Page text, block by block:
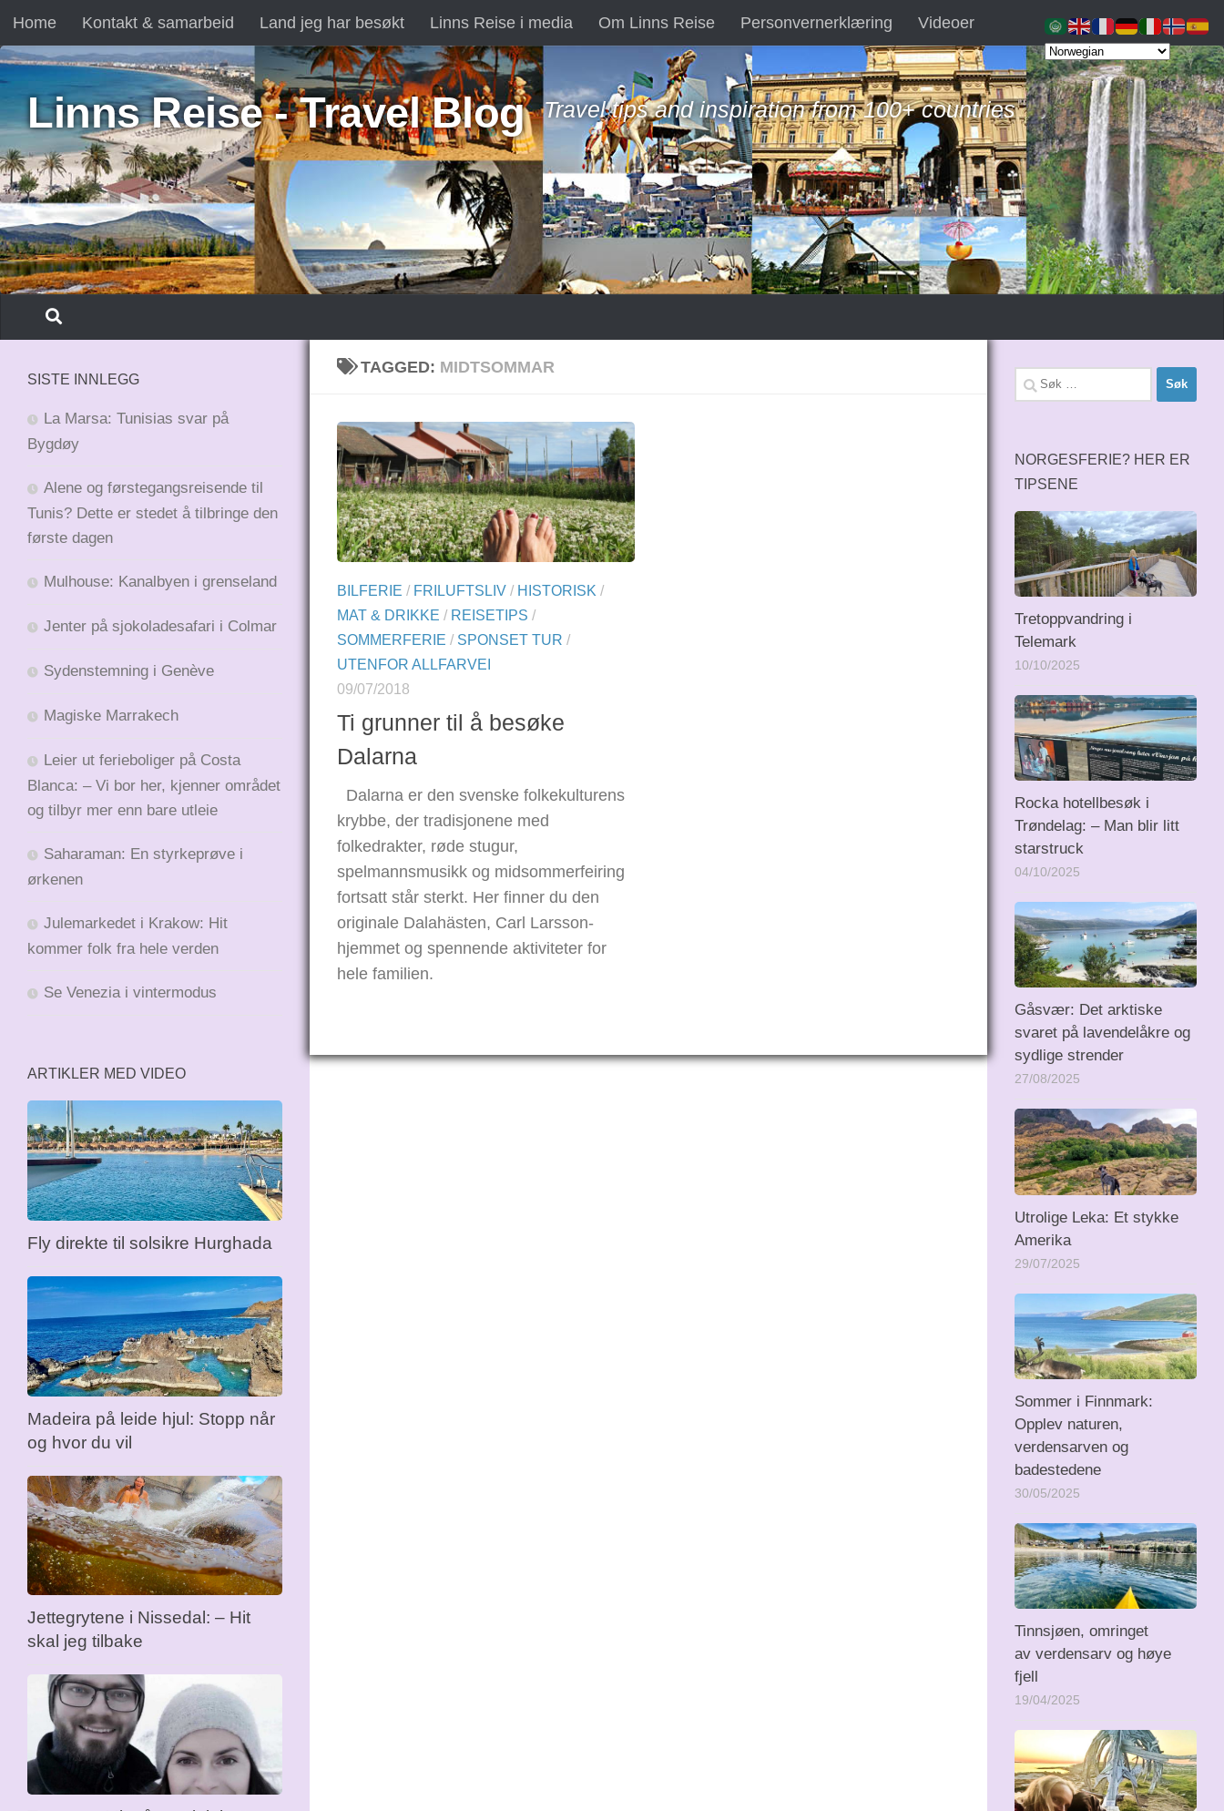
Skip to content
Home Kontakt & samarbeid Land jeg har besøkt Linns Reise i media Om Linns Reise Personvernerklæring Videoer
Linns Reise - Travel Blog Travel tips and inspiration from 100+ countries
TAGGED: MIDTSOMMAR
BILFERIE / FRILUFTSLIV / HISTORISK /
MAT & DRIKKE / REISETIPS /
SOMMERFERIE / SPONSET TUR /
UTENFOR ALLFARVEI
09/07/2018
Ti grunner til å besøke
Dalarna
Dalarna er den svenske folkekulturens
krybbe, der tradisjonene med
folkedrakter, røde stugur,
spelmannsmusikk og midsommerfeiring
fortsatt står sterkt. Her finner du den
originale Dalahästen, Carl Larsson-
hjemmet og spennende aktiviteter for
hele familien.
SISTE INNLEGG
La Marsa: Tunisias svar på
Bygdøy
Alene og førstegangsreisende til
Tunis? Dette er stedet å tilbringe den
første dagen
Mulhouse: Kanalbyen i grenseland
Jenter på sjokoladesafari i Colmar
Sydenstemning i Genève
Magiske Marrakech
Leier ut ferieboliger på Costa
Blanca: – Vi bor her, kjenner området
og tilbyr mer enn bare utleie
Saharaman: En styrkeprøve i
ørkenen
Julemarkedet i Krakow: Hit
kommer folk fra hele verden
Se Venezia i vintermodus
ARTIKLER MED VIDEO
Fly direkte til solsikre Hurghada
Madeira på leide hjul: Stopp når
og hvor du vil
Jettegrytene i Nissedal: – Hit
skal jeg tilbake
Søk
etter:
NORGESFERIE? HER ER
TIPSENE
Tretoppvandring i
Telemark
10/10/2025
Rocka hotellbesøk i
Trøndelag: – Man blir litt
starstruck
04/10/2025
Gåsvær: Det arktiske
svaret på lavendelåkre og
sydlige strender
27/08/2025
Utrolige Leka: Et stykke
Amerika
29/07/2025
Sommer i Finnmark:
Opplev naturen,
verdensarven og
badestedene
30/05/2025
Tinnsjøen, omringet
av verdensarv og høye
fjell
19/04/2025